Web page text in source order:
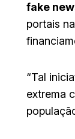
fake
portais
“Tal
extrema